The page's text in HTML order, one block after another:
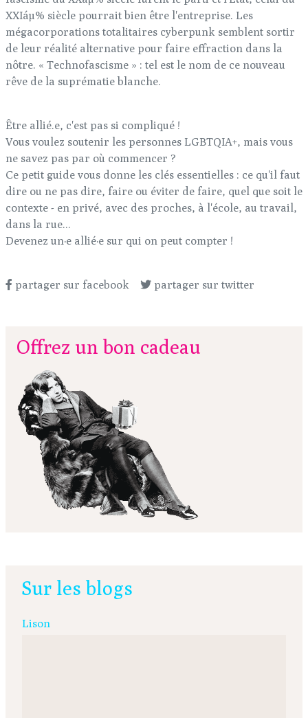
XXIáµ% siècle pourrait bien être l'entreprise. Les
mégacorporations totalitaires cyberpunk semblent sortir
de leur réalité alternative pour faire effraction dans la
nôtre. « Technofascisme » : tel est le nom de ce nouveau
rêve de la suprématie blanche.
Être allié.e, c'est pas si compliqué !
Vous voulez soutenir les personnes LGBTQIA+, mais vous
ne savez pas par où commencer ?
Ce petit guide vous donne les clés essentielles : ce qu'il faut
dire ou ne pas dire, faire ou éviter de faire, quel que soit le
contexte - en privé, avec des proches, à l'école, au travail,
dans la rue...
Devenez un·e allié·e sur qui on peut compter !
partager sur facebook partager sur twitter
Offrez un bon cadeau
Sur les blogs
Lison